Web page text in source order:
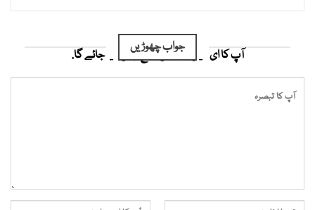
جواب چھوڑیں
آپ کا ای میل ایڈریس شائع نہیں کیا جائے گا.